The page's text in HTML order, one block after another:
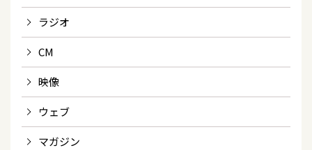
ラジオ
CM
映像
ウェブ
マガジン